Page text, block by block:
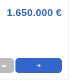
1.650.000 €
➦ ➜